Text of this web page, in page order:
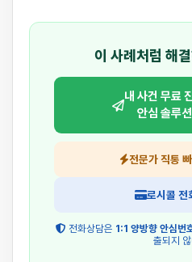
이 사례처럼 해
내 사건 무료
안심 솔루
전문가 직통
로시콜 전
전화상담은 1:1 양방향 안심번
출되지